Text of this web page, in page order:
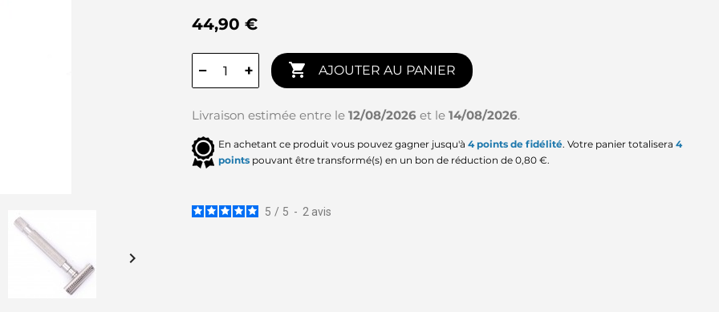

44,90 €
− +  AJOUTER AU PANIER
Livraison estimée entre le 12/08/2026 et le 14/08/2026.
En achetant ce produit vous pouvez gagner jusqu'à 4points de fidélité. Votre panier totalisera 4
points pouvant être transformé(s) en un bon de réduction de 0,80 €.
5 / 5 - 2 avis